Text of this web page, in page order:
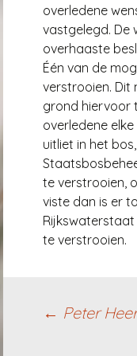
overledene
vastgelegd. De
overhaaste
Één van de
verstrooien. Dit
grond hiervoor
overledene
uitliet in het
te verstrooien,
viste dan is er
te verstrooien.
← Peter